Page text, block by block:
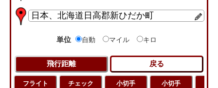
単位 自動 マイル キロ
フライト
チェック
小切手
小切手